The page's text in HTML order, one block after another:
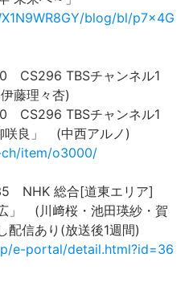
blog/bl/p7x4G
CS296 TBSチャンネル1
藤理々杏)
CS296 TBSチャンネル1
咲良」 (中西アルノ)
item/o3000/
NHK 総合[道東エリア]
」 (川﨑桜・池田瑛紗・賀
信あり(放送後1週間)
e-portal/detail.html?id=36